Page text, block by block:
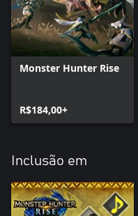
Monster Hunter Rise
R$184,00+
Inclusão em